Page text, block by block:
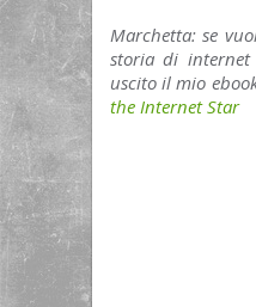
Marchetta: se
storia di
uscito il mio
the Internet Star